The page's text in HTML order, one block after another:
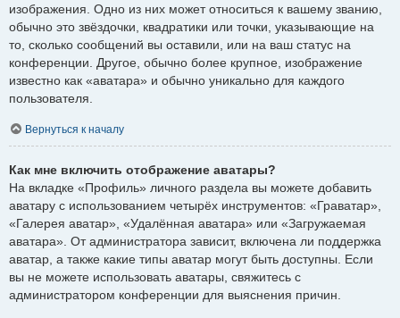
изображения. Одно из них может относиться к вашему званию,
обычно это звёздочки, квадратики или точки, указывающие на
то, сколько сообщений вы оставили, или на ваш статус на
конференции. Другое, обычно более крупное, изображение
известно как «аватара» и обычно уникально для каждого
пользователя.
Вернуться к началу
Как мне включить отображение аватары?
На вкладке «Профиль» личного раздела вы можете добавить
аватару с использованием четырёх инструментов: «Граватар»,
«Галерея аватар», «Удалённая аватара» или «Загружаемая
аватара». От администратора зависит, включена ли поддержка
аватар, а также какие типы аватар могут быть доступны. Если
вы не можете использовать аватары, свяжитесь с
администратором конференции для выяснения причин.